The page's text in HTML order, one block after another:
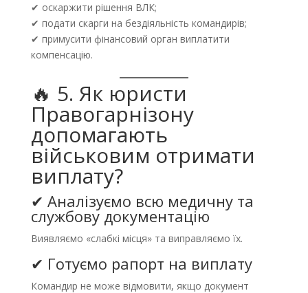
✔ оскаржити рішення ВЛК;
✔ подати скарги на бездіяльність командирів;
✔ примусити фінансовий орган виплатити
компенсацію.
🔥 5. Як юристи
Правогарнізону
допомагають
військовим отримати
виплату?
✔ Аналізуємо всю медичну та
службову документацію
Виявляємо «слабкі місця» та виправляємо їх.
✔ Готуємо рапорт на виплату
Командир не може відмовити, якщо документ